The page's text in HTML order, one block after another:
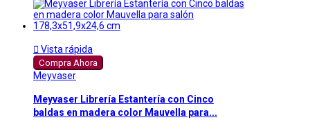
 Vista rápida
Compra Ahora
Meyvaser
Meyvaser Librería Estantería con Cinco
baldas en madera color Mauvella para...